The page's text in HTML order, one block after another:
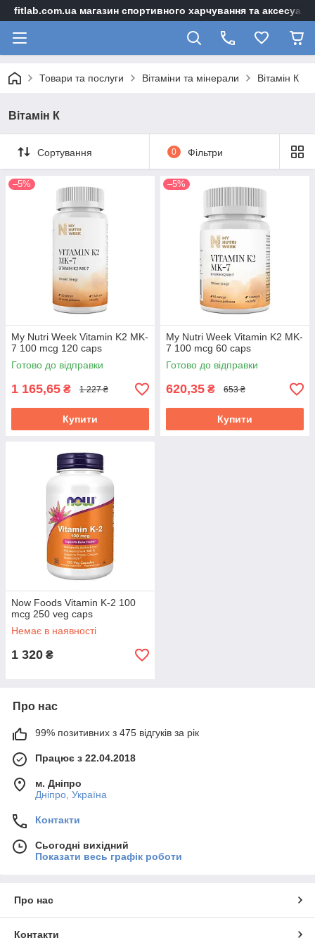
fitlab.com.ua магазин спортивного харчування та
Товари та послуги Вітаміни та мінерали Вітамін К
Вітамін К
Сортування 0 Фільтри
–5%
My Nutri Week Vitamin K2 MK-
7 100 mcg 120 caps
Готово до відправки
1 165,65 ₴ 1 227 ₴
Купити
–5%
My Nutri Week Vitamin K2 MK-
7 100 mcg 60 caps
Готово до відправки
620,35 ₴ 653 ₴
Купити
Now Foods Vitamin K-2 100
mcg 250 veg caps
Немає в наявності
1 320 ₴
Про нас
99% позитивних з 475 відгуків за рік
Працює з 22.04.2018
м. Дніпро
Дніпро, Україна
Контакти
Сьогодні вихідний
Показати весь графік роботи
Про нас
Контакти